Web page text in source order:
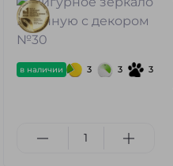
в наличии 3 3 3